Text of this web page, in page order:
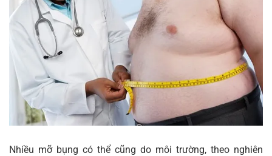
Nhiều mỡ bụng có thể cũng do môi trường, theo nghiên